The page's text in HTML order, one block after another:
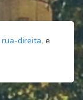
rua-direita, e